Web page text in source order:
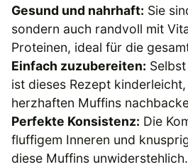
Gesund und nahrhaft: Sie
sondern auch randvoll mit
Proteinen, ideal für die
Einfach zuzubereiten:
ist dieses Rezept
herzhaften Muffins
Perfekte Konsistenz: Die
fluffigem Inneren und
diese Muffins unwiderstehlich.